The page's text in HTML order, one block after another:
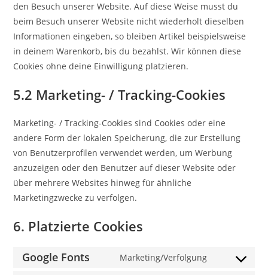
den Besuch unserer Website. Auf diese Weise musst du
beim Besuch unserer Website nicht wiederholt dieselben
Informationen eingeben, so bleiben Artikel beispielsweise
in deinem Warenkorb, bis du bezahlst. Wir können diese
Cookies ohne deine Einwilligung platzieren.
5.2 Marketing- / Tracking-Cookies
Marketing- / Tracking-Cookies sind Cookies oder eine
andere Form der lokalen Speicherung, die zur Erstellung
von Benutzerprofilen verwendet werden, um Werbung
anzuzeigen oder den Benutzer auf dieser Website oder
über mehrere Websites hinweg für ähnliche
Marketingzwecke zu verfolgen.
6. Platzierte Cookies
Google Fonts Marketing/Verfolgung
Consent